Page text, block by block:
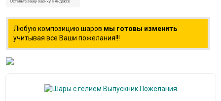
Любую композицию шаров мы готовы изменить
учитывая все Ваши пожелания!!!